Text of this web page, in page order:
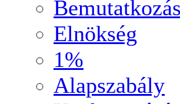
Bemutatkozás
Elnökség
1%
Alapszabály